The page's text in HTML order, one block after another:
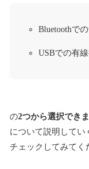
Bluetoothで
USBでの有
の2つから選択でき
について説明してい
チェックしてみてく